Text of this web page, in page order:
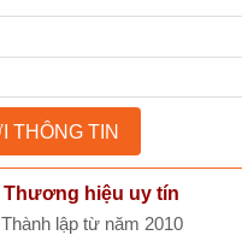
Thương hiệu uy tín
Thành lập từ năm 2010